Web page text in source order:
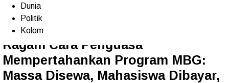
Dunia
Politik
Kolom
Ragam Cara Penguasa
Mempertahankan Program MBG:
Massa Disewa, Mahasiswa Dibayar,